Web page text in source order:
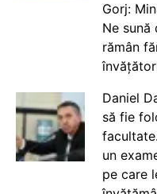
Gorj:
Ne
rămân
Daniel
să fie
un
pe care